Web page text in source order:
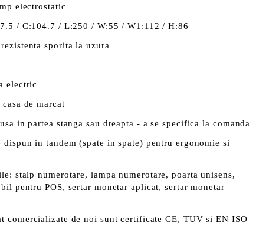
electrostatic
/ C:104.7 / L:250 / W:55 / W1:112 / H:86
sporita la uzura
electric
de marcat
in partea stanga sau dreapta - a se specifica la comanda
dispun in tandem (spate in spate) pentru ergonomie si
stalp numerotare, lampa numerotare, poarta unisens,
pentru POS, sertar monetar aplicat, sertar monetar
comercializate de noi sunt certificate CE, TUV si EN ISO